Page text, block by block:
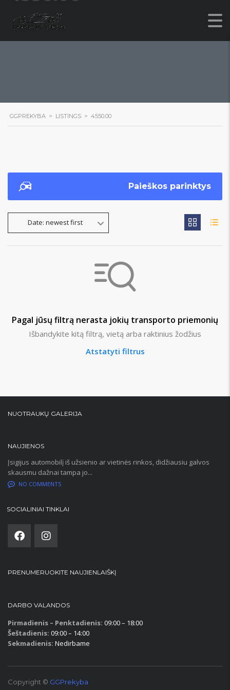
GGPREKYBA > LISTINGS > 4550.00
Paieškos parinktys
Date: newest first
Pagal jūsų filtrą nerasta jokių transporto priemonių
Išbandykite kitą filtrą, vietą arba raktinius žodžius
Atstatyti filtrus
NUOTRAUKŲ GALERIJA
NAUJIENOS
Įsigijus automobilį iš užsienio ar vietinės rinkos, didžiausiu galvos
skausmu dažnai tampa jo...
NO COMMENTS
SOCIALINIAI TINKLAI
PRENUMERUOKITE NAUJIENLAIŠKĮ
DARBO VALANDOS
Pirmadienis – Penktadienis: 09:00 – 18:00
Šeštadienis: 09:00 – 14:00
Sekmadienis: Nedirbame
Copyright © GGPrekyba